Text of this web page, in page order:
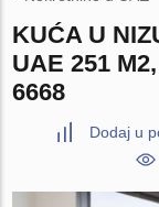
KUĆA U
UAE 251
6668
Dodaj u